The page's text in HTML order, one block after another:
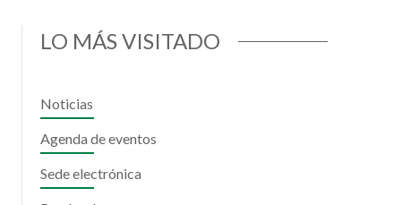
LO MÁS VISITADO
Noticias
Agenda de eventos
Sede electrónica